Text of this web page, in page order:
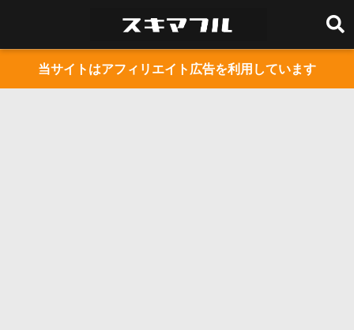
当サイトはアフィリエイト広告を利用しています